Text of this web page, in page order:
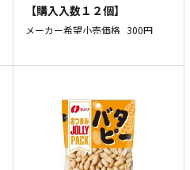
【購入入数１２個】
メーカー希望小売価格 300円